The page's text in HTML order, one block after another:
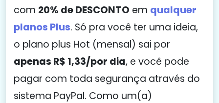
com 20% de DESCONTO em qualquer
planos Plus. Só pra você ter uma ideia,
o plano plus Hot (mensal) sai por
apenas R$ 1,33/por dia, e você pode
pagar com toda segurança através do
sistema PayPal. Como um(a)